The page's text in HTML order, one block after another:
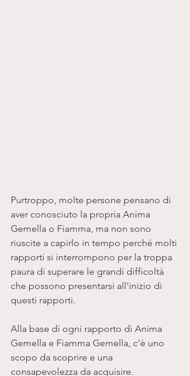
Purtroppo, molte persone pensano di
aver conosciuto la propria Anima
Gemella o Fiamma, ma non sono
riuscite a capirlo in tempo perché molti
rapporti si interrompono per la troppa
paura di superare le grandi difficoltà
che possono presentarsi all'inizio di
questi rapporti.
Alla base di ogni rapporto di Anima
Gemella e Fiamma Gemella, c'è uno
scopo da scoprire e una
consapevolezza da acquisire.